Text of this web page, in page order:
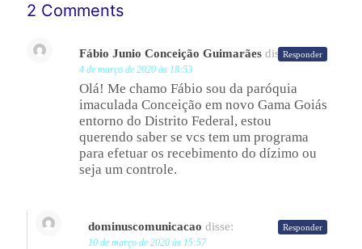
2 Comments
Fábio Junio Conceição Guimarães disse:
4 de março de 2020 às 18:53
Olá! Me chamo Fábio sou da paróquia
imaculada Conceição em novo Gama Goiás
entorno do Distrito Federal, estou
querendo saber se vcs tem um programa
para efetuar os recebimento do dízimo ou
seja um controle.
Responder
dominuscomunicacao disse:
10 de março de 2020 às 15:57
Responder